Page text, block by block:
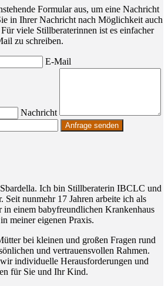
Formular aus, um eine Nachricht
in Ihrer Nachricht nach Möglichkeit auch
viele Stillberaterinnen ist es einfacher
zu schreiben.
E-Mail
Nachricht
Ich bin Still­be­ra­te­rin IBCLC und
Seit nun­mehr 17 Jah­ren arbei­te ich als
in einem baby­freund­li­chen Kran­ken­haus
mei­ner eige­nen Praxis.
bei klei­nen und gro­ßen Fra­gen rund
und ver­trau­ens­vol­len Rah­men.
indi­vi­du­el­le Her­aus­for­de­run­gen und
für Sie und Ihr Kind.